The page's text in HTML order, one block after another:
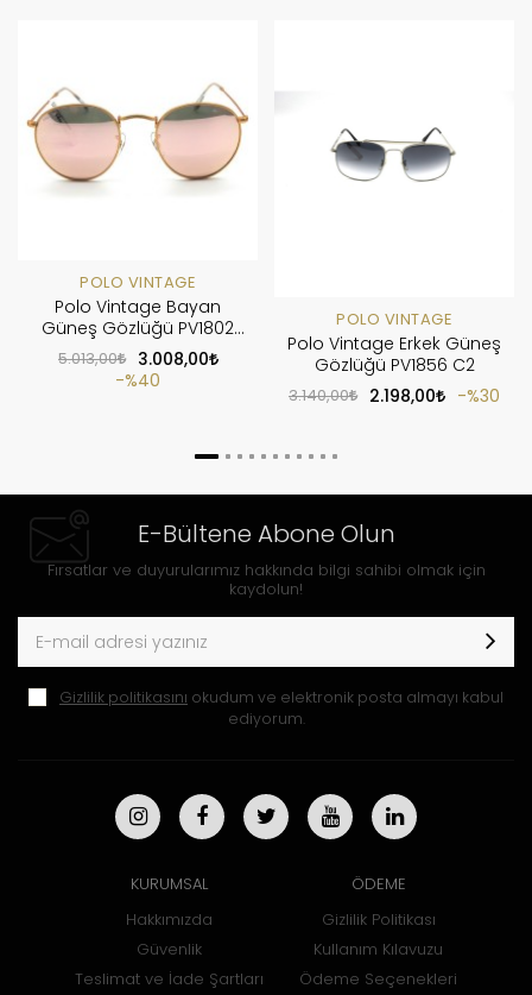
POLO VINTAGE
Polo Vintage Bayan
Güneş Gözlüğü PV1802
C13
5.013,00
3.008,00
%40
POLO VINTAGE
Polo Vintage Erkek Güneş
Gözlüğü PV1856 C2
3.140,00 2.198,00 %30
E-Bültene Abone Olun
Fırsatlar ve duyurularımız hakkında bilgi sahibi olmak için
kaydolun!
Gizlilik politikasını okudum ve elektronik posta almayı kabul
ediyorum.
KURUMSAL
Hakkımızda
Güvenlik
Teslimat ve İade Şartları
ÖDEME
Gizlilik Politikası
Kullanım Kılavuzu
Ödeme Seçenekleri